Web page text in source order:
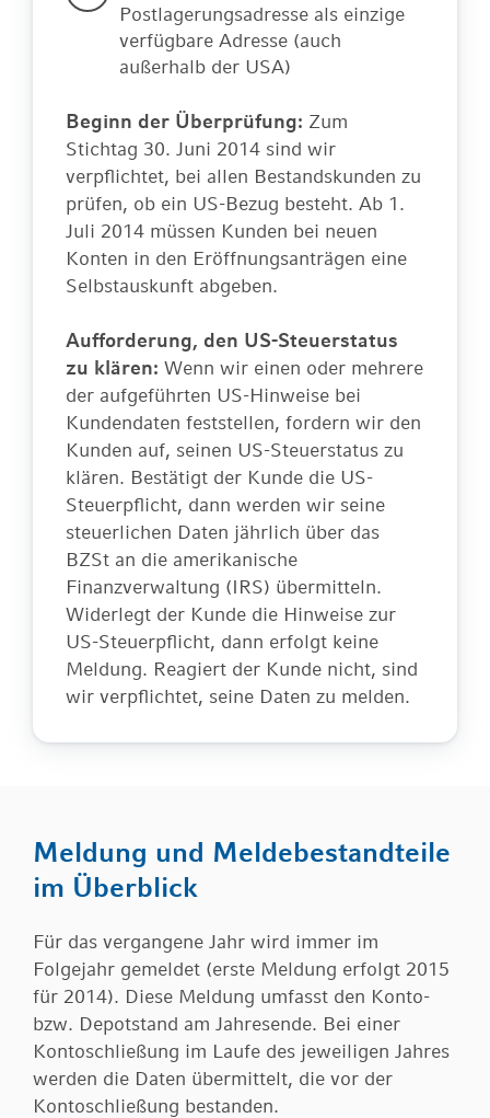
Postlagerungsadresse als einzige
verfügbare Adresse (auch
außerhalb der USA)
Beginn der Überprüfung: Zum
Stichtag 30. Juni 2014 sind wir
verpflichtet, bei allen Bestandskunden zu
prüfen, ob ein US-Bezug besteht. Ab 1.
Juli 2014 müssen Kunden bei neuen
Konten in den Eröffnungsanträgen eine
Selbstauskunft abgeben.
Aufforderung, den US-Steuerstatus
zu klären: Wenn wir einen oder mehrere
der aufgeführten US-Hinweise bei
Kundendaten feststellen, fordern wir den
Kunden auf, seinen US-Steuerstatus zu
klären. Bestätigt der Kunde die US-
Steuerpflicht, dann werden wir seine
steuerlichen Daten jährlich über das
BZSt an die amerikanische
Finanzverwaltung (IRS) übermitteln.
Widerlegt der Kunde die Hinweise zur
US-Steuerpflicht, dann erfolgt keine
Meldung. Reagiert der Kunde nicht, sind
wir verpflichtet, seine Daten zu melden.
Meldung und Meldebestandteile
im Überblick
Für das vergangene Jahr wird immer im
Folgejahr gemeldet (erste Meldung erfolgt 2015
für 2014). Diese Meldung umfasst den Konto-
bzw. Depotstand am Jahresende. Bei einer
Kontoschließung im Laufe des jeweiligen Jahres
werden die Daten übermittelt, die vor der
Kontoschließung bestanden.